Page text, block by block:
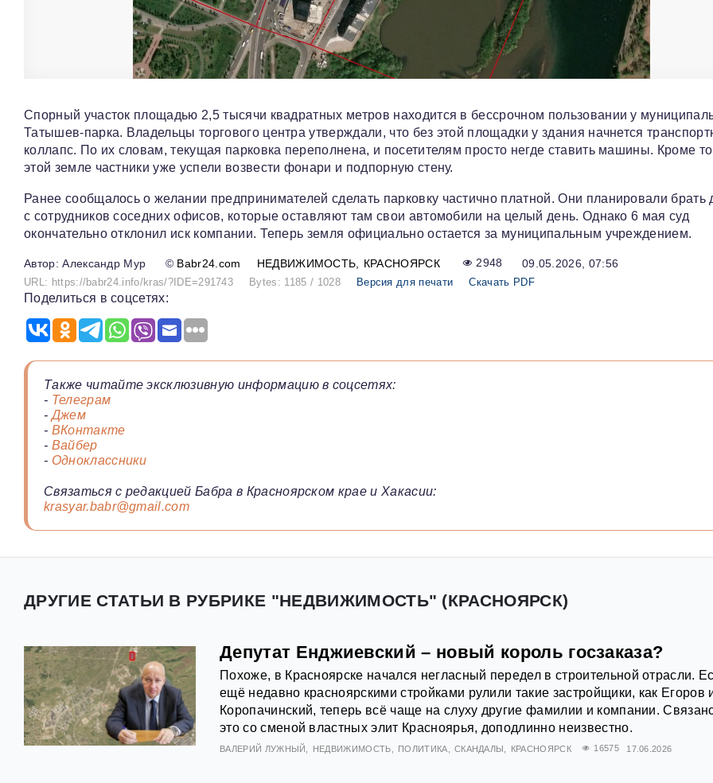
Спорный участок площадью 2,5 тысячи квадратных метров находится в бессрочном пользовании у
Татышев-парка. Владельцы торгового центра утверждали, что без этой площадки у здания начнется
коллапс. По их словам, текущая парковка переполнена, и посетителям просто негде ставить машины. Кроме
этой земле частники уже успели возвести фонари и подпорную стену.
Ранее сообщалось о желании предпринимателей сделать парковку частично платной. Они планировали брать
с сотрудников соседних офисов, которые оставляют там свои автомобили на целый день. Однако 6 мая суд
окончательно отклонил иск компании. Теперь земля официально остается за муниципальным учреждением.
Александр Мур © Babr24.com НЕДВИЖИМОСТЬ КРАСНОЯРСК 2948 09.05.2026, 07:56
URL: https://babr24.info/kras/?IDE=291743 Bytes: 1185 / 1028 Версия для печати Скачать PDF
Поделиться в соцсетях:
Также читайте эксклюзивную информацию в соцсетях:
- Телеграм
-Джем
- ВКонтакте
- Вайбер
- Одноклассники
Связаться с редакцией Бабра в Красноярском крае и Хакасии:
krasyar.babr@gmail.com
ДРУГИЕ СТАТЬИ В РУБРИКЕ "НЕДВИЖИМОСТЬ" (КРАСНОЯРСК)
Депутат Енджиевский – новый король госзаказа?
Похоже, в Красноярске начался негласный передел в строительной отрасли.
ещё недавно красноярскими стройками рулили такие застройщики, как Егоров
Коропачинский, теперь всё чаще на слуху другие фамилии и компании.
это со сменой властных элит Красноярья, доподлинно неизвестно.
ВАЛЕРИЙ ЛУЖНЫЙ НЕДВИЖИМОСТЬ ПОЛИТИКА СКАНДАЛЫ КРАСНОЯРСК 16575 17.06.2026